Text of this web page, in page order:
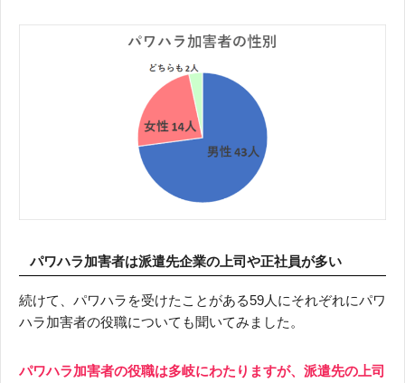
パワハラ加害者は派遣先企業の上司や正社員が多い
続けて、パワハラを受けたことがある59人にそれぞれにパワ
ハラ加害者の役職についても聞いてみました。
パワハラ加害者の役職は多岐にわたりますが、派遣先の上司